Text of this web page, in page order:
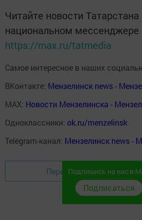
Читайте новости Татарстана
национальном
https://max.ru/tatmedia
Самое интересное в наших
ВКонтакте: Мензелинск news -
MAX: Новости Мензелинска -
Одноклассники: ok.ru/menzelinsk
Telegram-канал: Мензелинск news -
Перейти на страницу
Подпишись на нас в
Подписаться